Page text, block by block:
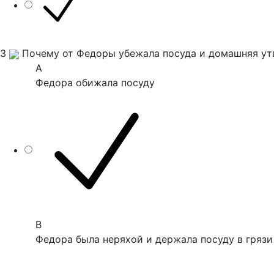
3
Почему от Федоры убежала посуда и домашняя
A
Федора обижала посуду
B
Федора была неряхой и держала посуду в грязи